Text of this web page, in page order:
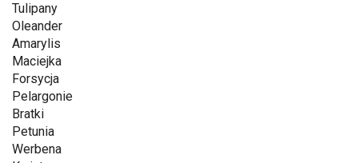
Tulipany
Oleander
Amarylis
Maciejka
Forsycja
Pelargonie
Bratki
Petunia
Werbena